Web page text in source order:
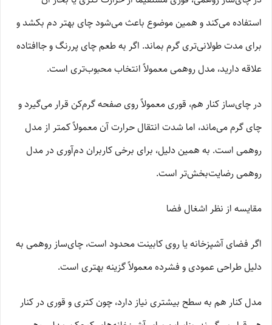
استفاده می‌کند و همین موضوع باعث می‌شود چای بهتر دم بکشد و
برای مدت طولانی‌تری گرم بماند. اگر به طعم چای پررنگ و جاافتاده
علاقه دارید، مدل روهمی معمولاً انتخاب محبوب‌تری است.
در چای‌ساز کنار هم، قوری معمولاً روی صفحه گرم‌کن قرار می‌گیرد و
چای گرم می‌ماند، اما شدت انتقال حرارت آن معمولاً کمتر از مدل
روهمی است. به همین دلیل، برای برخی کاربران دم‌آوری در مدل
روهمی رضایت‌بخش‌تر است.
مقایسه از نظر اشغال فضا
اگر فضای آشپزخانه یا روی کابینت محدود است، چای‌ساز روهمی به
دلیل طراحی عمودی و فشرده معمولاً گزینه بهتری است.
مدل کنار هم به سطح بیشتری نیاز دارد، چون کتری و قوری در کنار